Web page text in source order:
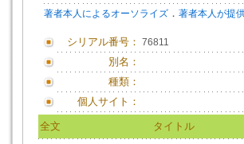
著者本人によるオーソライズ ． 著者本人が提
シリアル番号： 76811
別名：
種類：
個人サイト：
全文 タイトル